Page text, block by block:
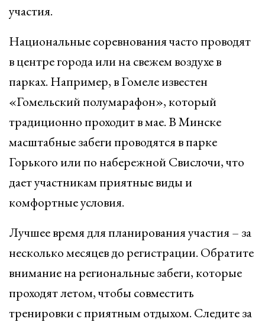
участия.
Национальные соревнования часто проводят
в центре города или на свежем воздухе в
парках. Например, в Гомеле известен
«Гомельский полумарафон», который
традиционно проходит в мае. В Минске
масштабные забеги проводятся в парке
Горького или по набережной Свислочи, что
дает участникам приятные виды и
комфортные условия.
Лучшее время для планирования участия – за
несколько месяцев до регистрации. Обратите
внимание на региональные забеги, которые
проходят летом, чтобы совместить
тренировки с приятным отдыхом. Следите за